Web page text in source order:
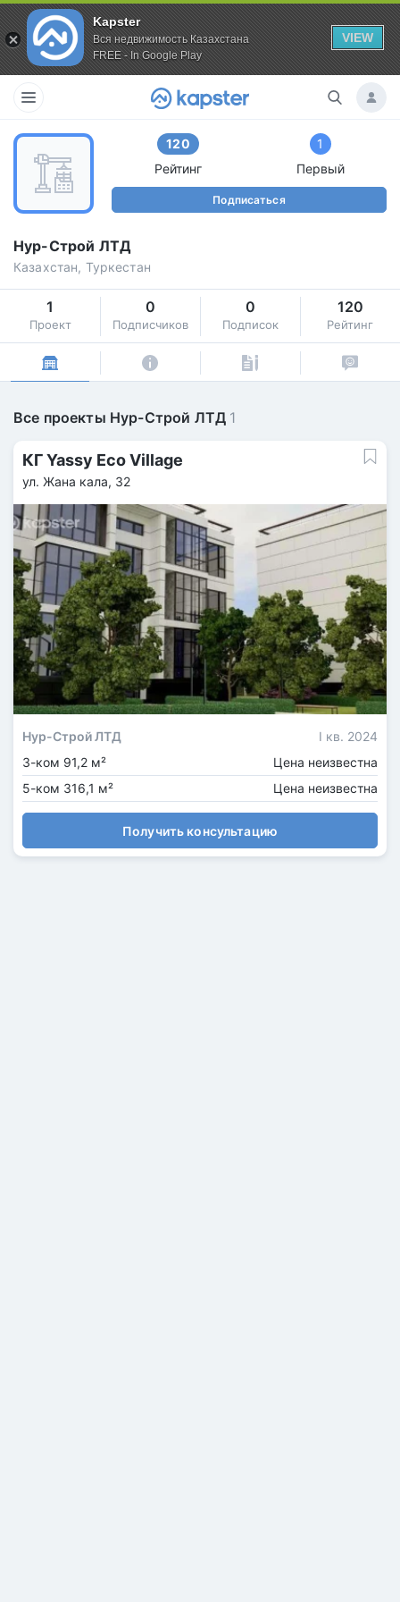
Kapster
Вся недвижимость Казахстана
FREE - In Google Play
VIEW
120
Рейтинг
1
Первый
Подписаться
Нур-Строй ЛТД
Казахстан, Туркестан
1
Проект
0
Подписчиков
0
Подписок
120
Рейтинг
Все проекты Нур-Строй ЛТД 1
КГ Yassy Eco Village
ул. Жана кала, 32
Нур-Строй ЛТД
I кв. 2024
3-ком 91,2 м²
Цена неизвестна
5-ком 316,1 м²
Цена неизвестна
Получить консультацию